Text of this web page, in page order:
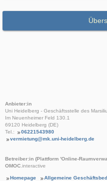
Anbieter:in
Uni Heidelberg - Geschäftsstelle des
Im Neuenheimer Feld 130.1
69120 Heidelberg (DE)
Tel.:
06221543980
vermietung@mk.uni-heidelberg.de
Betreiber:in (Plattform 'Online-
OMOC.interactive
Homepage Allgemeine